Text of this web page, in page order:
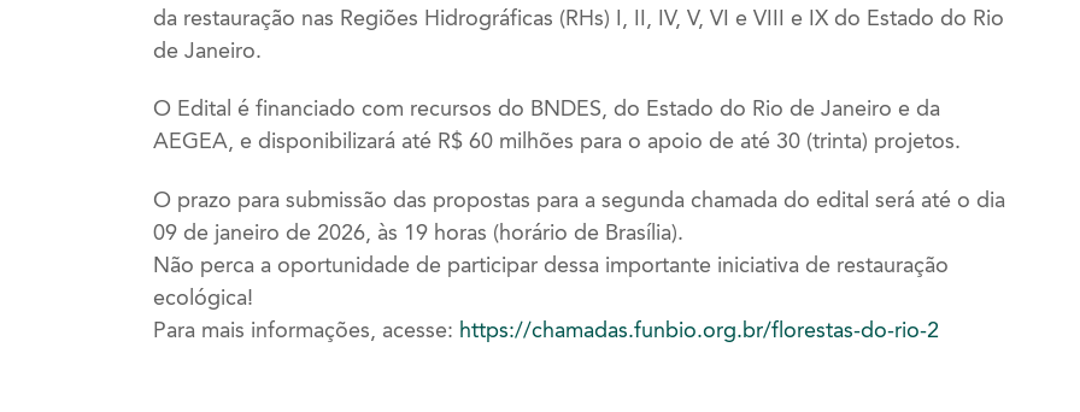
da restauração nas Regiões Hidrográficas (RHs) I, II, IV, V, VI e VIII e IX do Estado do Rio
de Janeiro.
O Edital é financiado com recursos do BNDES, do Estado do Rio de Janeiro e da
AEGEA, e disponibilizará até R$ 60 milhões para o apoio de até 30 (trinta) projetos.
O prazo para submissão das propostas para a segunda chamada do edital será até o dia
09 de janeiro de 2026, às 19 horas (horário de Brasília).
Não perca a oportunidade de participar dessa importante iniciativa de restauração
ecológica!
Para mais informações, acesse: https://chamadas.funbio.org.br/florestas-do-rio-2